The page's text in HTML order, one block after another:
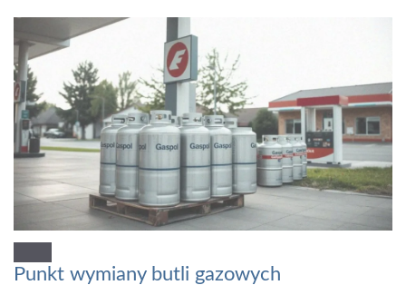
Punkt wymiany butli gazowych